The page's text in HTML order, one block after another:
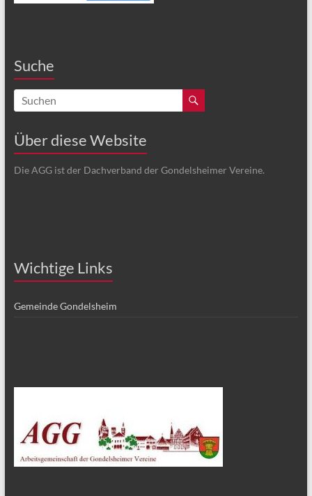
Suche
Über diese Website
Die AGG ist der Dachverband der Gondelsheimer Vereine.
Wichtige Links
Gemeinde Gondelsheim